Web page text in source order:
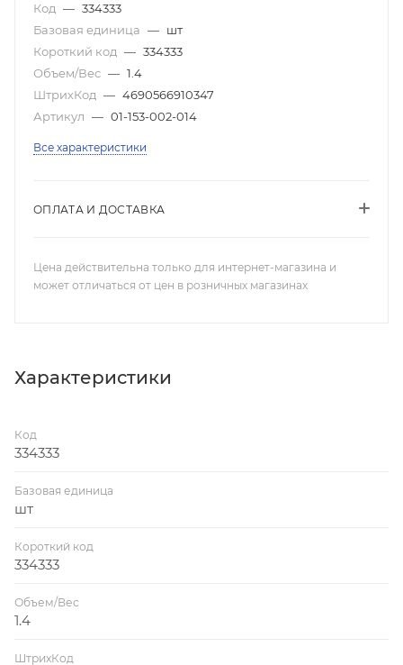
Код — 334333
Базовая единица — шт
Короткий код — 334333
Объем/Вес — 1.4
ШтрихКод — 4690566910347
Артикул — 01-153-002-014
Все характеристики
ОПЛАТА И ДОСТАВКА
Цена действительна только для интернет-магазина и
может отличаться от цен в розничных магазинах
Характеристики
Код
334333
Базовая единица
шт
Короткий код
334333
Объем/Вес
1.4
ШтрихКод